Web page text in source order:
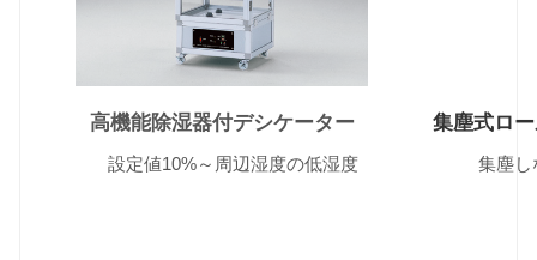
高機能除湿器付デシケーター
設定値10%～周辺湿度の低湿度
集塵式ロ
集塵しな